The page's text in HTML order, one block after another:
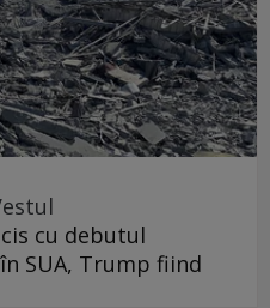
cu debutul
SUA, Trump fiind